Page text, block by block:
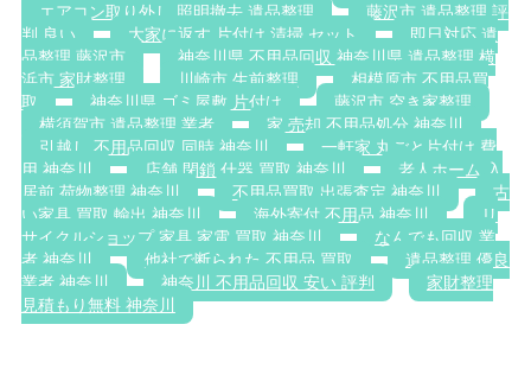
エアコン取り外し 照明撤去 遺品整理
藤沢市 遺品整理 評
判 良い
大家に返す 片付け 清掃 セット
即日対応 遺
品整理 藤沢市
神奈川県 不用品回収 神奈川県 遺品整理 横
浜市 家財整理
川崎市 生前整理
相模原市 不用品買
取
神奈川県 ゴミ屋敷 片付け
藤沢市 空き家整理
横須賀市 遺品整理 業者
家 売却 不用品処分 神奈川
引越し 不用品回収 同時 神奈川
一軒家 丸ごと片付け 費
用 神奈川
店舗 閉鎖 什器 買取 神奈川
老人ホーム 入
居前 荷物整理 神奈川
不用品買取 出張査定 神奈川
古
い家具 買取 輸出 神奈川
海外寄付 不用品 神奈川
リ
サイクルショップ 家具 家電 買取 神奈川
なんでも回収 業
者 神奈川
他社で断られた 不用品 買取
遺品整理 優良
業者 神奈川
神奈川 不用品回収 安い 評判
家財整理
見積もり無料 神奈川